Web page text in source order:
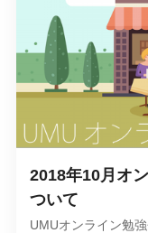
2018年10月オ
ついて
UMUオンライン勉